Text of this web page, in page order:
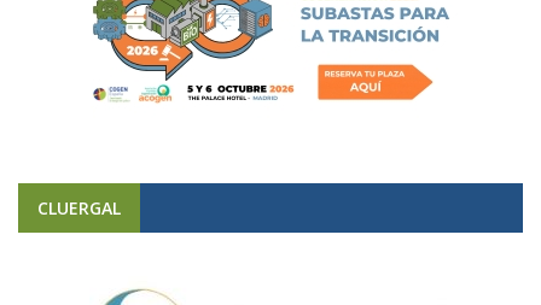
CLUERGAL